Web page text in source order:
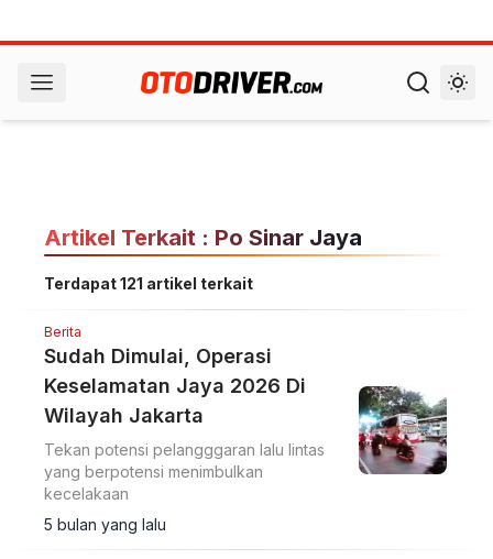
Artikel Terkait : Po Sinar Jaya
Terdapat 121 artikel terkait
Berita
Sudah Dimulai, Operasi
Keselamatan Jaya 2026 Di
Wilayah Jakarta
Tekan potensi pelangggaran lalu lintas
yang berpotensi menimbulkan
kecelakaan
5 bulan yang lalu